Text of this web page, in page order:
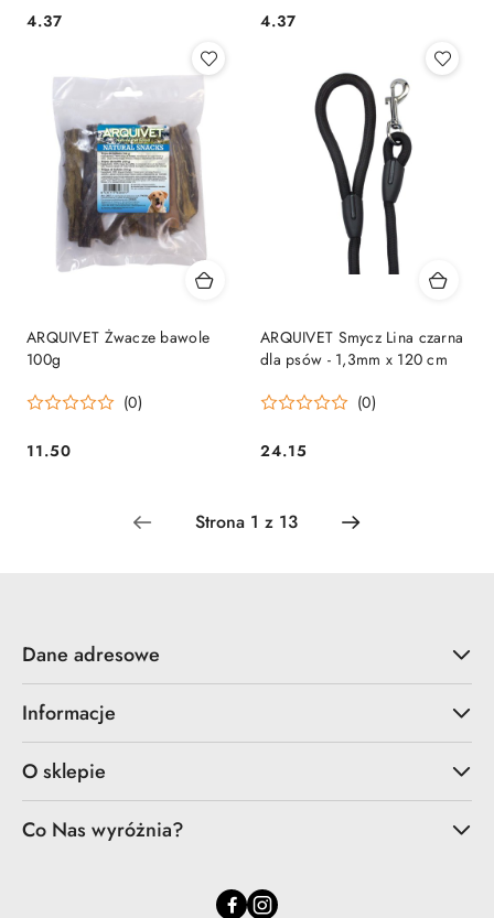
Cena:
4.37 Cena:
4.37
ARQUIVET Żwacze bawole
100g
(0)
Cena:
11.50
ARQUIVET Smycz Lina czarna
dla psów - 1,3mm x 120 cm
(0)
Cena:
24.15
Dane adresowe
Informacje
O sklepie
Co Nas wyróżnia?